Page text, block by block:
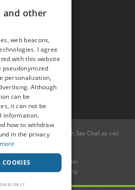
-Free casual dates with Sex Chatas well
Erotic Discussions
Ideawise Limited
F, Tower 1 Admiralty Center
Road, Admiralty, Hong Kong
and other
web beacons,
I agree
with this website
personalization,
Although
can be
it can not be
information.
how to withdraw
in the privacy
COOKIES
ONLY